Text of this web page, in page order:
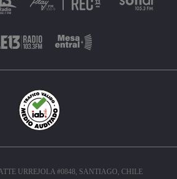
URREJOLA #0848, SANTIAGO, CHILE